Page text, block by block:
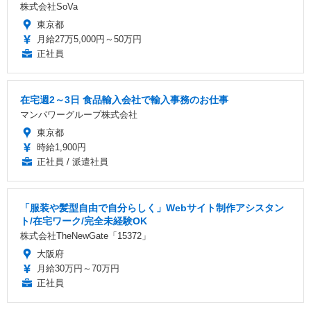
株式会社SoVa
東京都
月給27万5,000円～50万円
正社員
在宅週2～3日 食品輸入会社で輸入事務のお仕事
マンパワーグループ株式会社
東京都
時給1,900円
正社員 / 派遣社員
「服装や髪型自由で自分らしく」Webサイト制作アシスタン
ト/在宅ワーク/完全未経験OK
株式会社TheNewGate「15372」
大阪府
月給30万円～70万円
正社員